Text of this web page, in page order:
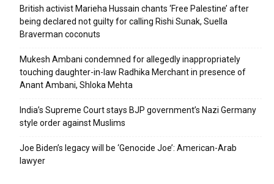
British activist Marieha Hussain chants ‘Free Palestine’ after
being declared not guilty for calling Rishi Sunak, Suella
Braverman coconuts
Mukesh Ambani condemned for allegedly inappropriately
touching daughter-in-law Radhika Merchant in presence of
Anant Ambani, Shloka Mehta
India’s Supreme Court stays BJP government’s Nazi Germany
style order against Muslims
Joe Biden’s legacy will be ‘Genocide Joe’: American-Arab
lawyer